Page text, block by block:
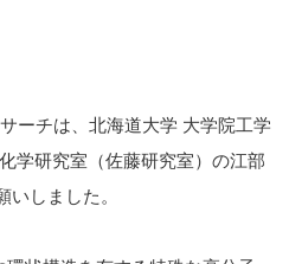
ーチは、北海道大学 大学院工学
学研究室（佐藤研究室）の江部
しました。